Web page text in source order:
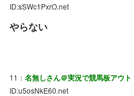
ID:sSWc1PxrO.net
やらない
11： 名無しさん＠実況で競馬板アウト
ID:u5osNkE60.net